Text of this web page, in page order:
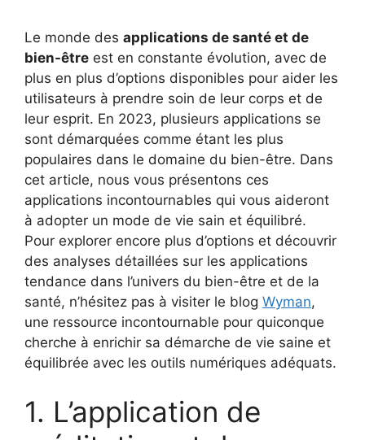
Le monde des applications de santé et de
bien-être est en constante évolution, avec de
plus en plus d’options disponibles pour aider les
utilisateurs à prendre soin de leur corps et de
leur esprit. En 2023, plusieurs applications se
sont démarquées comme étant les plus
populaires dans le domaine du bien-être. Dans
cet article, nous vous présentons ces
applications incontournables qui vous aideront
à adopter un mode de vie sain et équilibré.
Pour explorer encore plus d’options et découvrir
des analyses détaillées sur les applications
tendance dans l’univers du bien-être et de la
santé, n’hésitez pas à visiter le blog Wyman,
une ressource incontournable pour quiconque
cherche à enrichir sa démarche de vie saine et
équilibrée avec les outils numériques adéquats.
1. L’application de